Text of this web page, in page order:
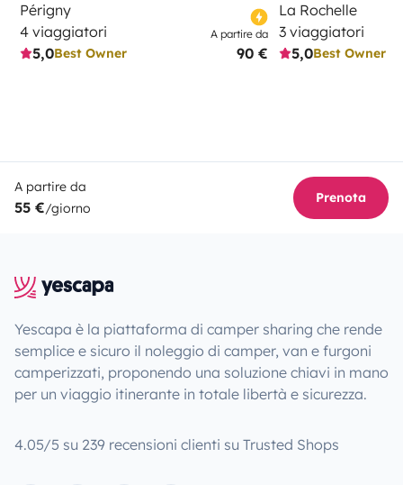
Périgny
4 viaggiatori
5,0Best Owner
A partire da
90 €
La Rochelle
3 viaggiatori
5,0Best Owner
A partire da
55 €/giorno
Prenota
Yescapa è la piattaforma di camper sharing che rende
semplice e sicuro il noleggio di camper, van e furgoni
camperizzati, proponendo una soluzione chiavi in mano
per un viaggio itinerante in totale libertà e sicurezza.
4.05/5 su 239 recensioni clienti su Trusted Shops